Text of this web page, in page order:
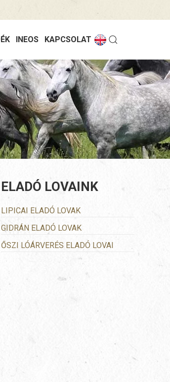
INEOS KAPCSOLAT
ELADÓ LOVAINK
LIPICAI ELADÓ LOVAK
GIDRÁN ELADÓ LOVAK
ŐSZI LÓÁRVERÉS ELADÓ LOVAI